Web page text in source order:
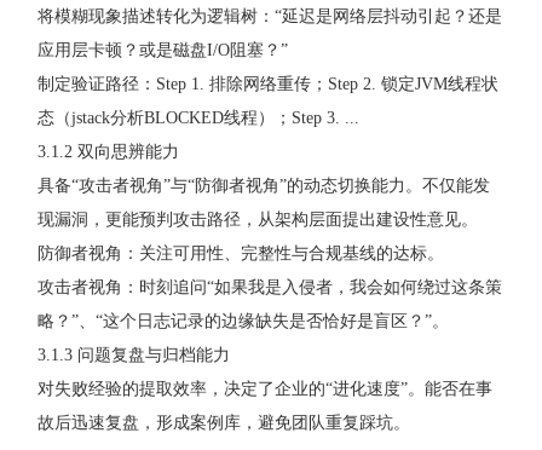
将模糊现象描述转化为逻辑树：“延迟是网络层抖动引起？还是
应用层卡顿？或是磁盘I/O阻塞？”
制定验证路径：Step 1. 排除网络重传；Step 2. 锁定JVM线程状
态（jstack分析BLOCKED线程）；Step 3. ...
3.1.2 双向思辨能力
具备“攻击者视角”与“防御者视角”的动态切换能力。不仅能发
现漏洞，更能预判攻击路径，从架构层面提出建设性意见。
防御者视角：关注可用性、完整性与合规基线的达标。
攻击者视角：时刻追问“如果我是入侵者，我会如何绕过这条策
略？”、“这个日志记录的边缘缺失是否恰好是盲区？”。
3.1.3 问题复盘与归档能力
对失败经验的提取效率，决定了企业的“进化速度”。能否在事
故后迅速复盘，形成案例库，避免团队重复踩坑。